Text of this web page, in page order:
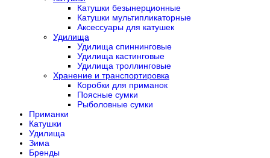
Катушки безынерционные
Катушки мультипликаторные
Аксессуары для катушек
Удилища
Удилища спиннинговые
Удилища кастинговые
Удилища троллинговые
Хранение и транспортировка
Коробки для приманок
Поясные сумки
Рыболовные сумки
Приманки
Катушки
Удилища
Зима
Бренды